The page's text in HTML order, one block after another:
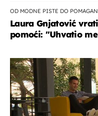
OD MODNE PISTE DO
Laura Gnjatović
pomoći: "Uhvatio